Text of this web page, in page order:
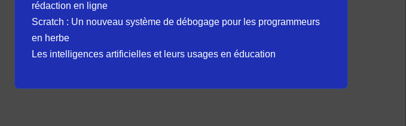
rédaction en ligne
Scratch : Un nouveau système de débogage pour les programmeurs
en herbe
Les intelligences artificielles et leurs usages en éducation